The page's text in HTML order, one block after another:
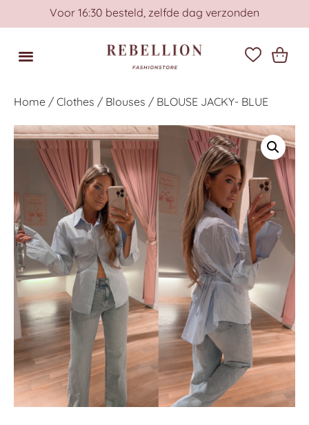
Voor 16:30 besteld, zelfde dag verzonden
Home / Clothes / Blouses / BLOUSE JACKY- BLUE